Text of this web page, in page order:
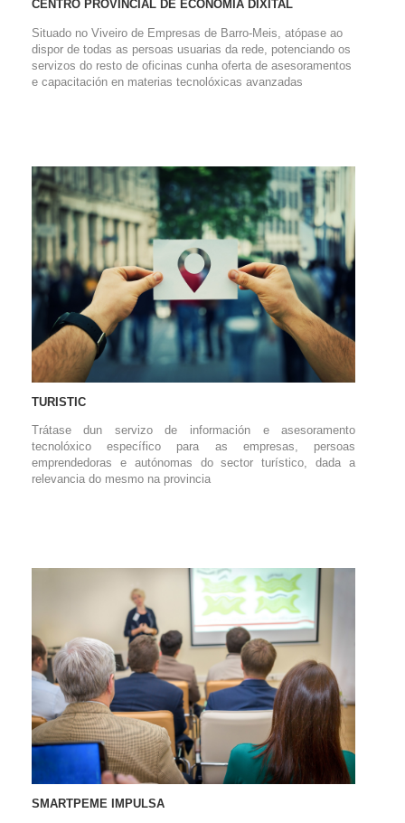
CENTRO PROVINCIAL DE ECONOMÍA DIXITAL
Situado no Viveiro de Empresas de Barro-Meis, atópase ao
dispor de todas as persoas usuarias da rede, potenciando os
servizos do resto de oficinas cunha oferta de asesoramentos
e capacitación en materias tecnolóxicas avanzadas
TURISTIC
Trátase dun servizo de información e asesoramento
tecnolóxico específico para as empresas, persoas
emprendedoras e autónomas do sector turístico, dada a
relevancia do mesmo na provincia
SMARTPEME IMPULSA